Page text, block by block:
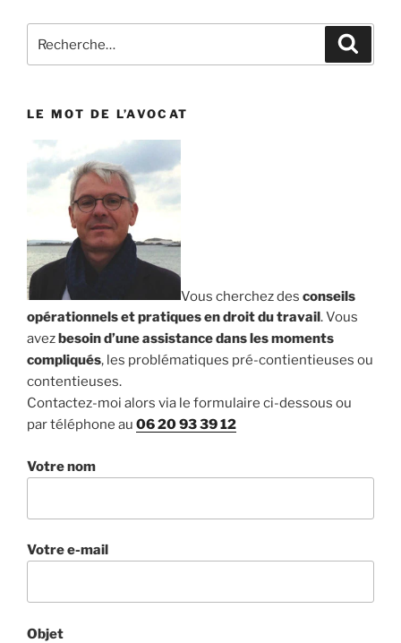
pour
LE MOT DE L’AVOCAT
Vous cherchez des conseils
opérationnels et pratiques en droit du travail. Vous
avezbesoin d’une assistance dans les moments
compliqués, les problématiques pré-contientieuses ou
contentieuses.
Contactez-moi alors via le formulaire ci-dessous ou
par téléphone au 06 20 93 39 12
Votre nom
Votre e-mail
Objet